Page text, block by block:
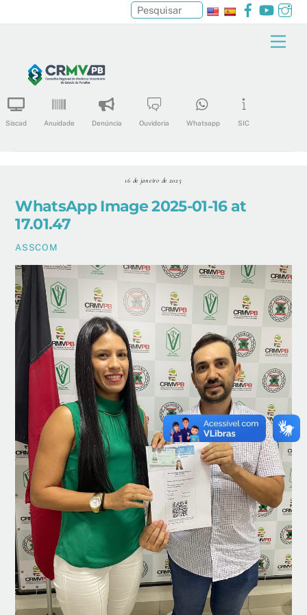
content
Facebook
Siscad Anuidade Denúncia Ouvidoria Whatsapp SIC
Pesquisar
16 de janeiro de 2025
WhatsApp Image 2025-01-16 at
17.01.47
ASSCOM